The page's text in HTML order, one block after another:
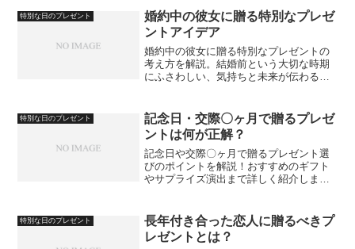
特別な日のプレゼント
婚約中の彼女に贈る特別なプレゼ
ントアイデア
婚約中の彼女に贈る特別なプレゼントの
考え方を解説。結婚前という大切な時期
にふさわしい、気持ちと未来が伝わるプ
特別な日のプレゼント
記念日・交際〇ヶ月で贈るプレゼ
ントは何が正解？
記念日や交際〇ヶ月で贈るプレゼント選
びのポイントを解説！おすすめのギフト
やサプライズ演出まで詳しく紹介しま
特別な日のプレゼント
長年付き合った恋人に贈るべきプ
レゼントとは？